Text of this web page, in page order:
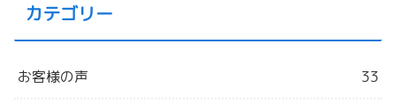
カテゴリー
お客様の声 33